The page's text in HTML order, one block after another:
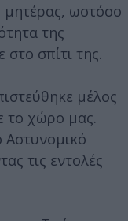
μητέρας, ωστόσο
της
σπίτι της.
μέλος
το χώρο μας.
Αστυνομικό
τις εντολές